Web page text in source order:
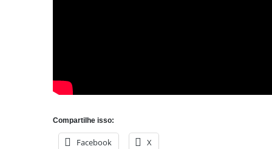
Compartilhe isso:
Facebook X